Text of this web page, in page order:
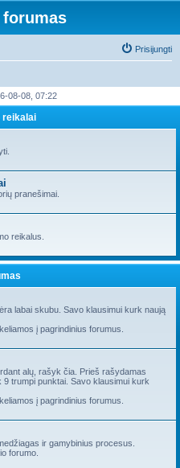
Prisijungti
08-08, 07:22
reikalai
pranešimai.
reikalus.
labai skubu. Savo klausimui kurk naują
į pagrindinius forumus.
alų, rašyk čia. Prieš rašydamas
trumpi punktai. Savo klausimui kurk
į pagrindinius forumus.
ir gamybinius procesus.
forumo.